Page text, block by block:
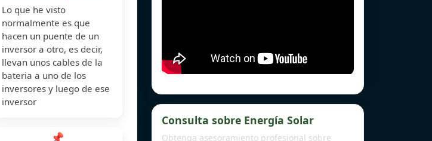
Lo que he visto
normalmente es que
hacen un puente de un
inversor a otro, es decir,
llevan unos cables de la
bateria a uno de los
inversores y luego de ese
inversor
📌
Consulta sobre Energía Solar
Obtenga asesoramiento profesional sobre